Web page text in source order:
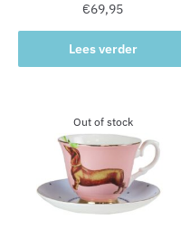
€69,95
Lees verder
Out of stock